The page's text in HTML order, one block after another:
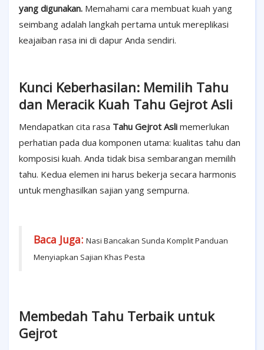
yang digunakan. Memahami cara membuat kuah yang
seimbang adalah langkah pertama untuk mereplikasi
keajaiban rasa ini di dapur Anda sendiri.
Kunci Keberhasilan: Memilih Tahu
dan Meracik Kuah Tahu Gejrot Asli
Mendapatkan cita rasa Tahu Gejrot Asli memerlukan
perhatian pada dua komponen utama: kualitas tahu dan
komposisi kuah. Anda tidak bisa sembarangan memilih
tahu. Kedua elemen ini harus bekerja secara harmonis
untuk menghasilkan sajian yang sempurna.
Baca Juga: Nasi Bancakan Sunda Komplit Panduan
Menyiapkan Sajian Khas Pesta
Membedah Tahu Terbaik untuk
Gejrot